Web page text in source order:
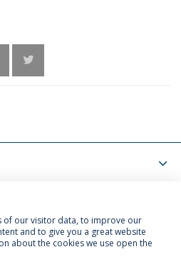
Termos & Condições
of our visitor data, to improve our
and to give you a great website
about the cookies we use open the